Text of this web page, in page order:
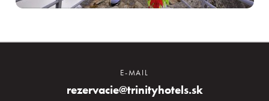
E-MAIL
rezervacie@trinityhotels.sk